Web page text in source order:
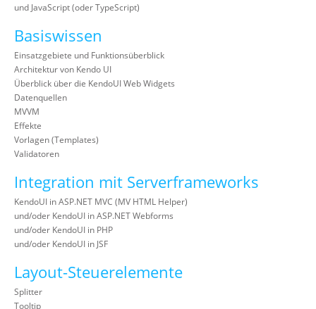
und JavaScript (oder TypeScript)
Basiswissen
Einsatzgebiete und Funktionsüberblick
Architektur von Kendo UI
Überblick über die KendoUI Web Widgets
Datenquellen
MVVM
Effekte
Vorlagen (Templates)
Validatoren
Integration mit Serverframeworks
KendoUI in ASP.NET MVC (MV HTML Helper)
und/oder KendoUI in ASP.NET Webforms
und/oder KendoUI in PHP
und/oder KendoUI in JSF
Layout-Steuerelemente
Splitter
Tooltip